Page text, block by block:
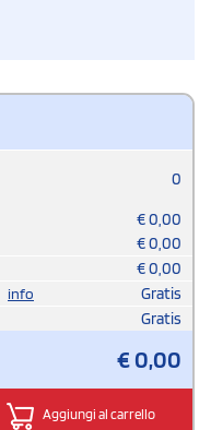
0
€0,00
€0,00
€0,00
info
Gratis
Gratis
€0,00
Aggiungi al carrello